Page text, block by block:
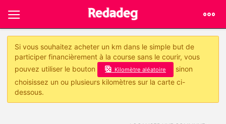
Si vous souhaitez acheter un km dans le simple but de
participer financièrement à la course sans le courir, vous
pouvez utiliser le bouton
Kilomètre aléatoire
sinon
choisissez un ou plusieurs kilomètres sur la carte ci-
dessous.